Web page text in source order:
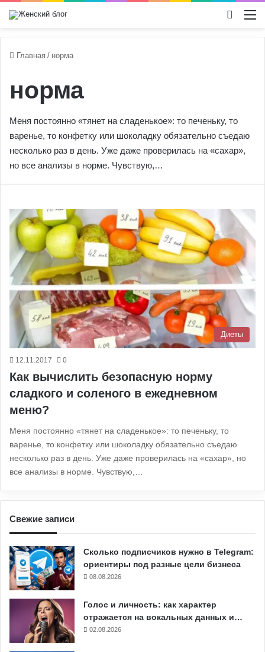
Главная / норма
норма
Меня постоянно «тянет на сладенькое»: то печеньку, то
варенье, то конфетку или шоколадку обязательно съедаю
несколько раз в день. Уже даже проверилась на «сахар»,
но все анализы в норме. Чувствую,…
Диеты
12.11.2017 0
Как вычислить безопасную норму
сладкого и соленого в ежедневном
меню?
Меня постоянно «тянет на сладенькое»: то печеньку, то
варенье, то конфетку или шоколадку обязательно съедаю
несколько раз в день. Уже даже проверилась на «сахар», но
все анализы в норме. Чувствую,…
Свежие записи
Сколько подписчиков нужно в Telegram:
ориентиры под разные цели бизнеса
08.08.2026
Голос и личность: как характер
отражается на вокальных данных и…
02.08.2026